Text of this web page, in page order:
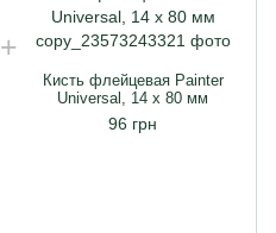
Кисть флейцевая Painter
Universal, 14 х 80 мм
96 грн